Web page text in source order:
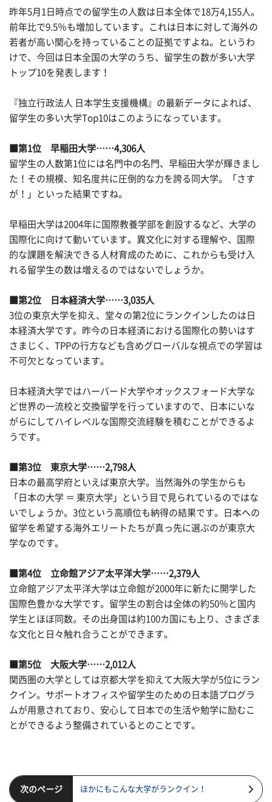
昨年5月1日時点での留学生の人数は日本全体で18万4,155人。
前年比で9.5％も増加しています。これは日本に対して海外の
若者が高い関心を持っていることの証拠ですよね。というわ
けで、今回は日本全国の大学のうち、留学生の数が多い大学
トップ10を発表します！
『独立行政法人 日本学生支援機構』の最新データによれば、
留学生の多い大学Top10はこのようになっています。
■第1位 早稲田大学……4,306人
留学生の人数第1位には名門中の名門、早稲田大学が輝きまし
た！その規模、知名度共に圧倒的な力を誇る同大学。「さす
が！」といった結果ですね。
早稲田大学は2004年に国際教養学部を創設するなど、大学の
国際化に向けて動いています。異文化に対する理解や、国際
的な課題を解決できる人材育成のために、これからも受け入
れる留学生の数は増えるのではないでしょうか。
■第2位 日本経済大学……3,035人
3位の東京大学を抑え、堂々の第2位にランクインしたのは日
本経済大学です。昨今の日本経済における国際化の勢いはす
さまじく、TPPの行方なども含めグローバルな視点での学習は
不可欠となっています。
日本経済大学ではハーバード大学やオックスフォード大学な
ど世界の一流校と交換留学を行っていますので、日本にいな
がらにしてハイレベルな国際交流経験を積むことができるよ
うです。
■第3位 東京大学……2,798人
日本の最高学府といえば東京大学。当然海外の学生からも
「日本の大学 ＝ 東京大学」という目で見られているのではな
いでしょうか。3位という高順位も納得の結果です。日本への
留学を希望する海外エリートたちが真っ先に選ぶのが東京大
学なのです。
■第4位 立命館アジア太平洋大学……2,379人
立命館アジア太平洋大学は立命館が2000年に新たに開学した
国際色豊かな大学です。留学生の割合は全体の約50％と国内
学生とほぼ同数。その出身国は約100カ国にも上り、さまざま
な文化と日々触れ合うことができます。
■第5位 大阪大学……2,012人
関西圏の大学としては京都大学を抑えて大阪大学が5位にラン
クイン。サポートオフィスや留学生のための日本語プログラ
ムが用意されており、安心して日本での生活や勉学に励むこ
とができるよう整備されているとのことです。
次のページ ほかにもこんな大学がランクイン！